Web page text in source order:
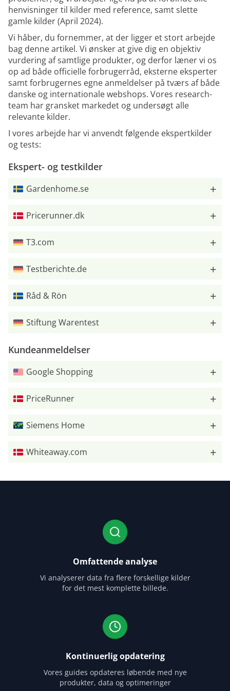
henvisninger til kilder med reference, samt slette
gamle kilder (April 2024).
Vi håber, du fornemmer, at der ligger et stort arbejde
bag denne artikel. Vi ønsker at give dig en objektiv
vurdering af samtlige produkter, og derfor læner vi os
op ad både officielle forbrugerråd, eksterne eksperter
samt forbrugernes egne anmeldelser på tværs af både
danske og internationale webshops. Vores research-
team har gransket markedet og undersøgt alle
relevante kilder.
I vores arbejde har vi anvendt følgende ekspertkilder
og tests:
Ekspert- og testkilder
Gardenhome.se
Pricerunner.dk
T3.com
Testberichte.de
Råd & Rön
Stiftung Warentest
Kundeanmeldelser
Google Shopping
PriceRunner
Siemens Home
Whiteaway.com
Omfattende analyse
Vi analyserer data fra flere forskellige kilder
for det mest komplette billede.
Kontinuerlig opdatering
Vores guides opdateres løbende med nye
produkter, data og optimeringer